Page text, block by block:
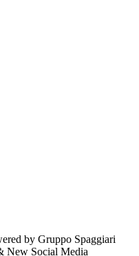
by Gruppo Spaggiari
New Social Media